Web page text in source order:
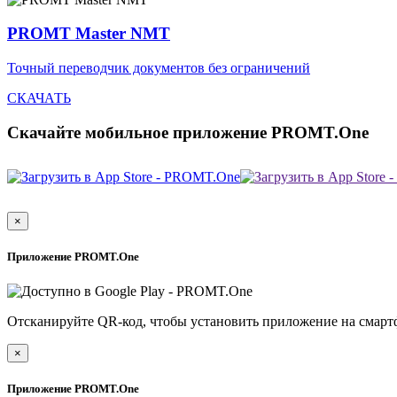
PROMT Master NMT
Точный переводчик документов без ограничений
СКАЧАТЬ
Скачайте мобильное приложение PROMT.One
×
Приложение PROMT.One
Отсканируйте QR-код, чтобы установить приложение на
×
Приложение PROMT.One